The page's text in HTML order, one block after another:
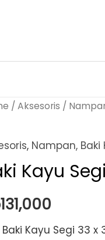
/ Aksesoris /
, Nampan, Baki
Kayu
131,000
Baki Kayu Segi 33 x